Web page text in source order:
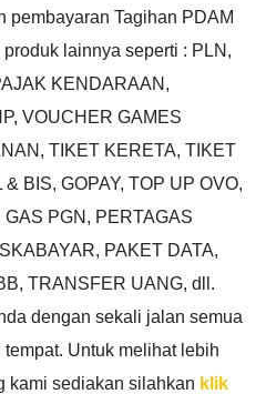
pembayaran Tagihan PDAM
lainnya seperti : PLN,
KENDARAAN,
VOUCHER GAMES
TIKET KERETA, TIKET
BIS, GOPAY, TOP UP OVO,
PGN, PERTAGAS
PAKET DATA,
TRANSFER UANG, dll.
dengan sekali jalan semua
Untuk melihat lebih
kami sediakan silahkan klik